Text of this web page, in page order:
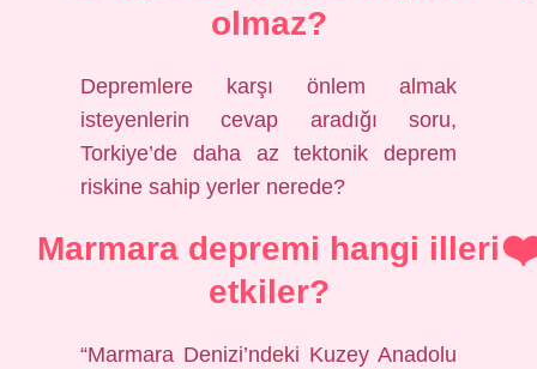
olmaz?
Depremlere karşı önlem almak
isteyenlerin cevap aradığı soru,
Torkiye’de daha az tektonik deprem
riskine sahip yerler nerede?
Marmara depremi hangi illeri
etkiler?
“Marmara Denizi’ndeki Kuzey Anadolu